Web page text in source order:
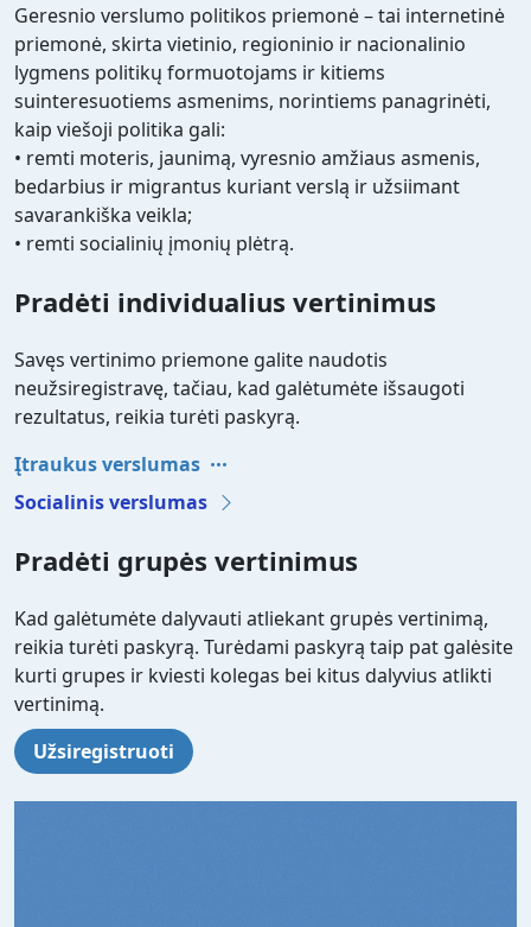
Geresnio verslumo politikos priemonė – tai internetinė
priemonė, skirta vietinio, regioninio ir nacionalinio
lygmens politikų formuotojams ir kitiems
suinteresuotiems asmenims, norintiems panagrinėti,
kaip viešoji politika gali:
• remti moteris, jaunimą, vyresnio amžiaus asmenis,
bedarbius ir migrantus kuriant verslą ir užsiimant
savarankiška veikla;
• remti socialinių įmonių plėtrą.
Pradėti individualius vertinimus
Savęs vertinimo priemone galite naudotis
neužsiregistravę, tačiau, kad galėtumėte išsaugoti
rezultatus, reikia turėti paskyrą.
Įtraukus verslumas
Socialinis verslumas
Pradėti grupės vertinimus
Kad galėtumėte dalyvauti atliekant grupės vertinimą,
reikia turėti paskyrą. Turėdami paskyrą taip pat galėsite
kurti grupes ir kviesti kolegas bei kitus dalyvius atlikti
vertinimą.
Užsiregistruoti